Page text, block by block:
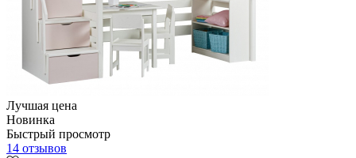
Лучшая цена
Новинка
Быстрый просмотр
14 отзывов